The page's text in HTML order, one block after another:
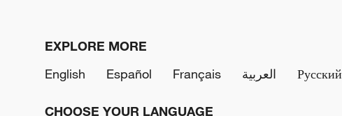
EXPLORE MORE
English
Español Français العربية Русский
CHOOSE YOUR LANGUAGE